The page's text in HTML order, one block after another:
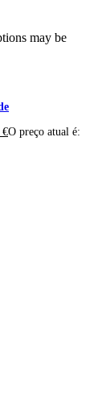
may be
€O preço atual é: